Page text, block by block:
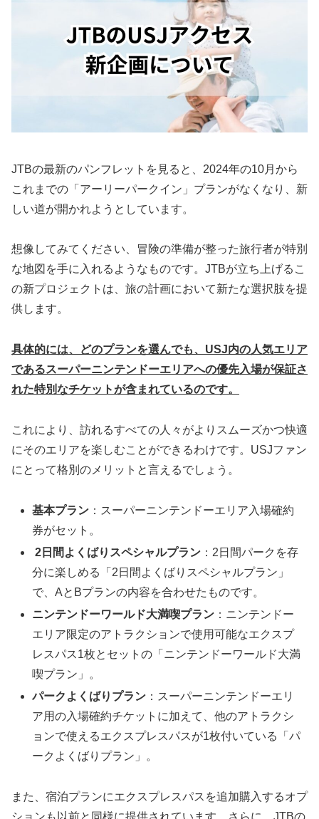
JTBの最新のパンフレットを見ると、2024年の10月から
これまでの「アーリーパークイン」プランがなくなり、新
しい道が開かれようとしています。
想像してみてください、冒険の準備が整った旅行者が特別
な地図を手に入れるようなものです。JTBが立ち上げるこ
の新プロジェクトは、旅の計画において新たな選択肢を提
供します。
具体的には、どのプランを選んでも、USJ内の人気エリア
であるスーパーニンテンドーエリアへの優先入場が保証さ
れた特別なチケットが含まれているのです。
これにより、訪れるすべての人々がよりスムーズかつ快適
にそのエリアを楽しむことができるわけです。USJファン
にとって格別のメリットと言えるでしょう。
基本プラン ：スーパーニンテンドーエリア入場確約
券がセット。
2日間よくばりスペシャルプラン ：2日間パークを存
分に楽しめる「2日間よくばりスペシャルプラン」
で、AとBプランの内容を合わせたものです。
ニンテンドーワールド大満喫プラン ：ニンテンドー
エリア限定のアトラクションで使用可能なエクスプ
レスパス1枚とセットの「ニンテンドーワールド大満
喫プラン」。
パークよくばりプラン ：スーパーニンテンドーエリ
ア用の入場確約チケットに加えて、他のアトラクシ
ョンで使えるエクスプレスパスが1枚付いている「パ
ークよくばりプラン」。
また、宿泊プランにエクスプレスパスを追加購入するオプ